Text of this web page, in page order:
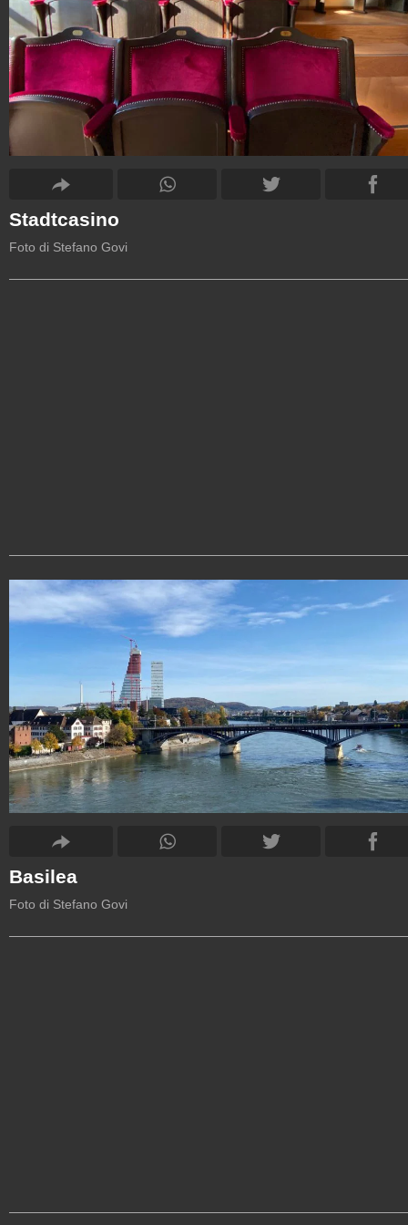
Stadtcasino
Foto di Stefano Govi
Basilea
Foto di Stefano Govi